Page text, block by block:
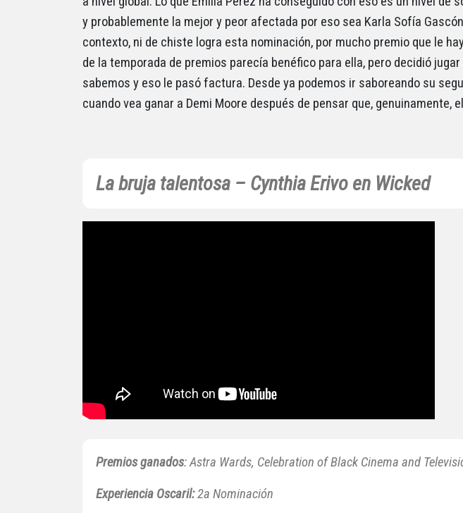
y probablemente la mejor y peor afectada por eso sea Karla Sofía
contexto, ni de chiste logra esta nominación, por mucho premio que le
de la temporada de premios parecía benéfico para ella, pero decidió
sabemos y eso le pasó factura. Desde ya podemos ir saboreando su
cuando vea ganar a Demi Moore después de pensar que, genuinamente,
La bruja talentosa – Cynthia Erivo en Wicked
Premios ganados: Astra Wards, Celebration of Black Cinema and
Experiencia Oscaril:2a Nominación